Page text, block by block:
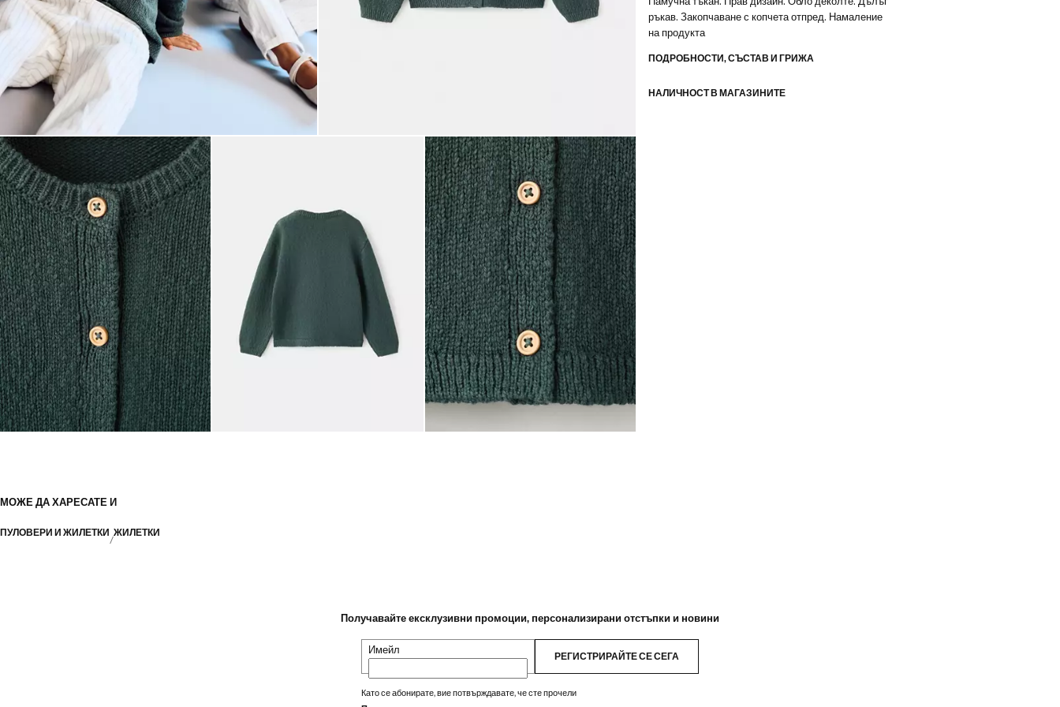
ръкав. Закопчаване с копчета отпред. Намаление
на продукта
ПОДРОБНОСТИ, СЪСТАВ И ГРИЖА
НАЛИЧНОСТ В МАГАЗИНИТЕ
МОЖЕ ДА ХАРЕСАТЕ И
ПУЛОВЕРИ И ЖИЛЕТКИ ЖИЛЕТКИ
Получавайте ексклузивни промоции, персонализирани отстъпки и новини
Имейл РЕГИСТРИРАЙТЕ СЕ СЕГА
Като се абонирате, вие потвърждавате, че сте прочели